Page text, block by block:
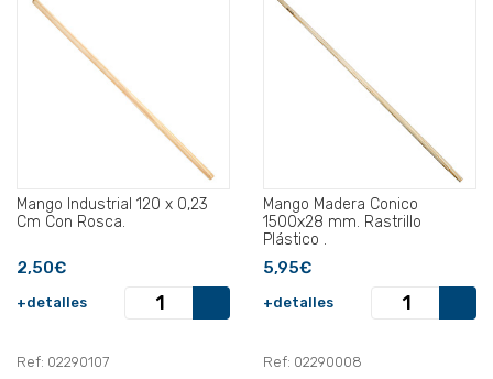
Mango Industrial 120 x 0,23
Cm Con Rosca.
2,50€
+detalles
Mango Madera Conico
1500x28 mm. Rastrillo
Plástico .
5,95€
+detalles
Ref: 02290107 Ref: 02290008